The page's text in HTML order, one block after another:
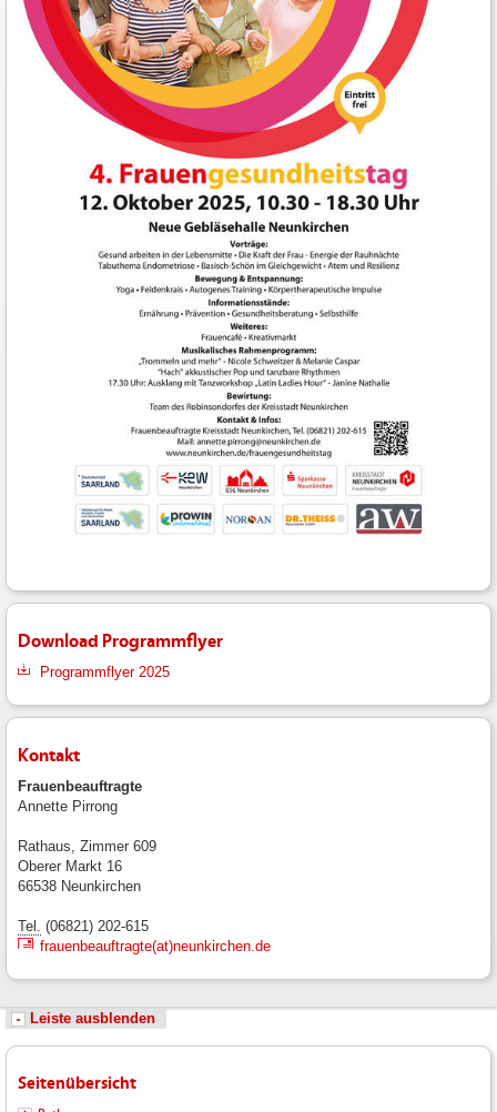
Download Programmflyer
Programmflyer 2025
Kontakt
Frauenbeauftragte
Annette Pirrong
Rathaus, Zimmer 609
Oberer Markt 16
66538 Neunkirchen
Tel. (06821) 202-615
frauenbeauftragte(at)neunkirchen.de
Leiste ausblenden
Seitenübersicht